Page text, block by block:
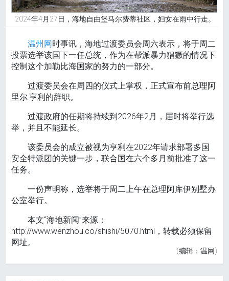
2024年4月27日，海地自由堡马尔费蒂社区，妇女在雨中行走。
温州网时事讯，海地过渡委员会周六表示，将于周二
投票选举该国下一任总统，作为在帮派暴力猖獗的情况下
控制这个加勒比海国家的努力的一部分。
过渡委员会在周四的仪式上掌权，正式宣布前总理阿
里尔·亨利的辞职。
过渡政府的任期将持续到2026年2月，届时将举行选
举，并且不能延长。
该委员会的成立被视为亨利在2022年请求部署多国
安全特派团的关键一步，联合国在六个多月前批准了这一
任务。
一份声明称，选举将于周二上午在总理阿库伊别墅办
公室举行。
本文“海地新闻”来源：
http://www.wenzhou.co/shishi/5070.html，转载必须保留
网址。
(编辑：温网)